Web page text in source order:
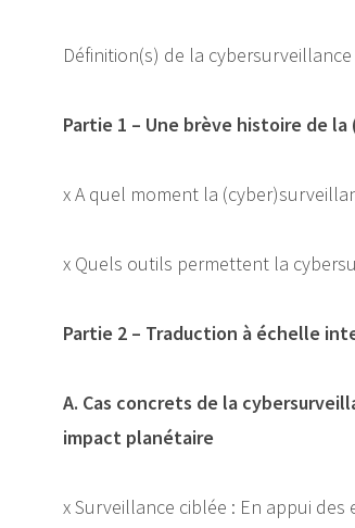
Définition(s) de la
Partie 1 – Une brève histoire de
x A quel moment la
x Quels outils permettent la
Partie 2 – Traduction à échelle
A. Cas concrets de la
impact planétaire
x Surveillance ciblée : En appui